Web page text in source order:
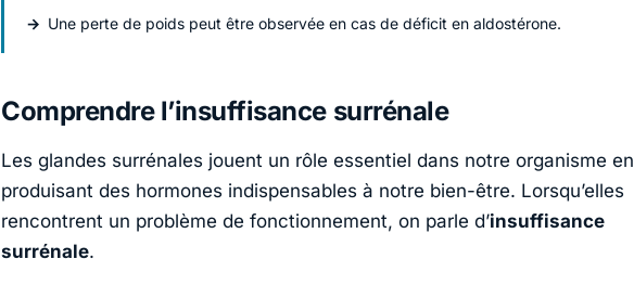
Une perte de poids peut être observée en cas de déficit en aldostérone.
Comprendre l’insuffisance surrénale
Les glandes surrénales jouent un rôle essentiel dans notre organisme en
produisant des hormones indispensables à notre bien-être. Lorsqu’elles
rencontrent un problème de fonctionnement, on parle d’insuffisance
surrénale.